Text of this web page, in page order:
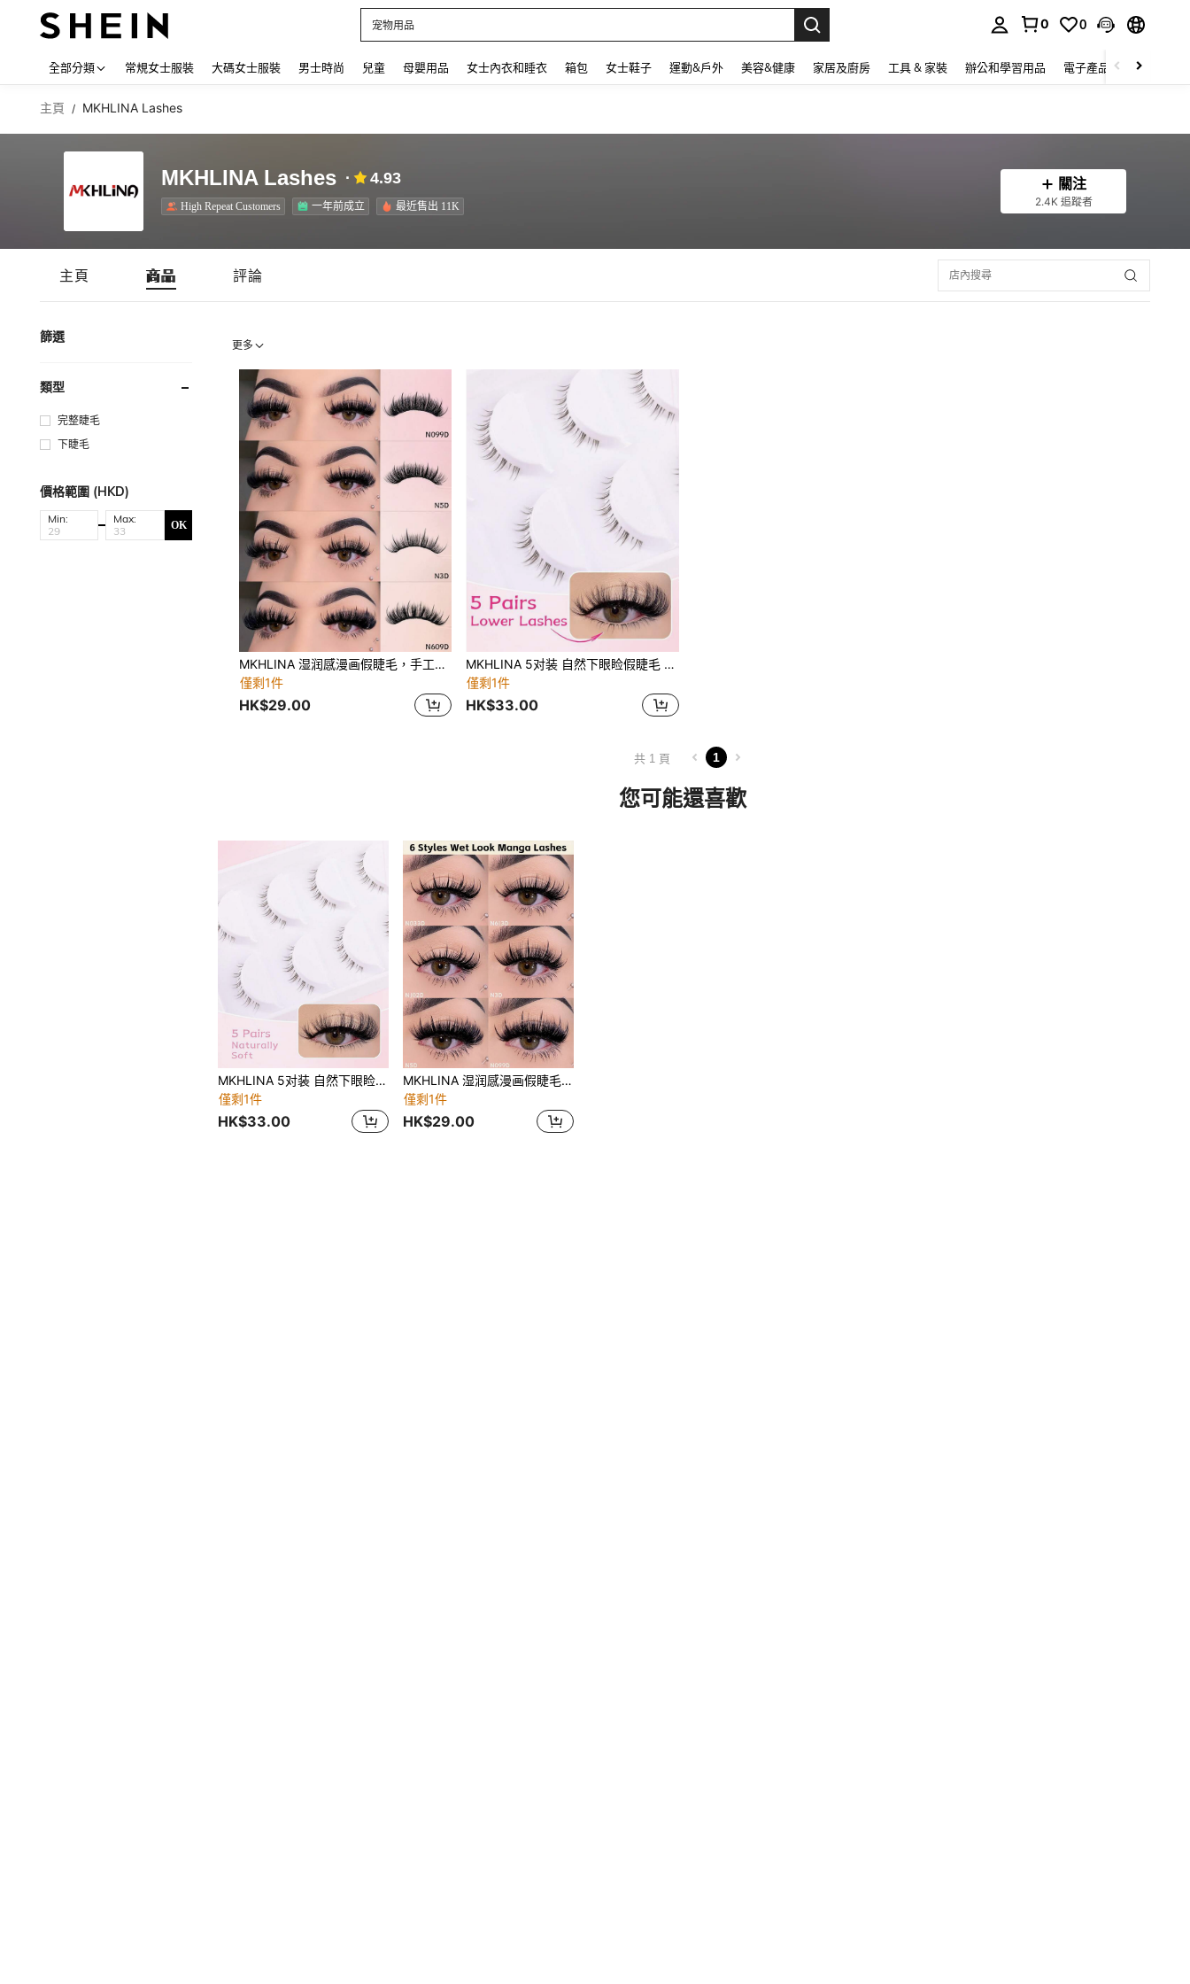
宠物用品
0 0
全部分類 常規女士服裝 大碼女士服裝 男士時尚 兒童 母嬰用品 女士內衣和睡衣 箱包 女士鞋子 運動&戶外 美容&健康 家居及廚房 工具 & 家裝 辦公和學習用品 電子產品 玩具
主頁 / MKHLINA Lashes
MKHLINA Lashes 4.93
High Repeat Customers 一年前成立 最近售出 11K
關注
2.4K 追蹤者
主頁 商品 評論
篩選
類型
完整睫毛
下睫毛
價格範圍 (HKD)
Min: Max: OK
更多
MKHLINA 湿润感漫画假睫毛，手工仿貂毛奢华假睫毛，蓬松轻盈柔软，可重复使用，适合新手使用的假睫毛条
僅剩1件
HK$29.00
MKHLINA 5对装 自然下眼睑假睫毛 下睫毛带 纤细自然妆效假睫毛 日系漫画风格 尖刺动漫下睫毛 戏剧性角色扮演下睫毛 可重复使用条状假睫毛
僅剩1件
HK$33.00
共 1 頁 1
您可能還喜歡
MKHLINA 5对装 自然下眼睑假睫毛 下睫毛带 纤细自然妆效假睫毛 日系漫画风格 尖刺动漫下睫毛 戏剧性角色扮演下睫毛 可重复使用条状假睫毛
僅剩1件
HK$33.00
MKHLINA 湿润感漫画假睫毛，手工仿貂毛奢华假睫毛，蓬松轻盈柔软，可重复使用，适合新手使用的假睫毛条
僅剩1件
HK$29.00